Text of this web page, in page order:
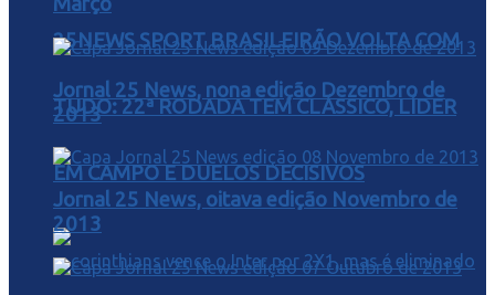
25NEWS SPORT BRASILEIRÃO VOLTA COM
TUDO: 22ª RODADA TEM CLÁSSICO, LÍDER
EM CAMPO E DUELOS DECISIVOS
Jornal 25 News, nona edição Dezembro de
2013
Jornal 25 News, oitava edição Novembro de
2013